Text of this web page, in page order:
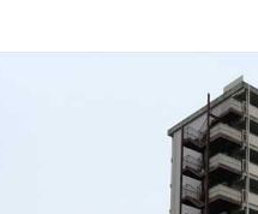
ジープ
BYD
その